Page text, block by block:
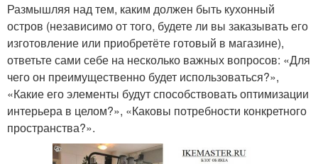
Размышляя над тем, каким должен быть кухонный
остров (независимо от того, будете ли вы заказывать его
изготовление или приобретёте готовый в магазине),
ответьте сами себе на несколько важных вопросов: «Для
чего он преимущественно будет использоваться?»,
«Какие его элементы будут способствовать оптимизации
интерьера в целом?», «Каковы потребности конкретного
пространства?».